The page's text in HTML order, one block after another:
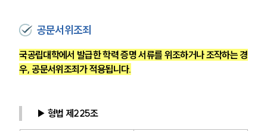
공문서위조죄
국공립대학에서 발급한 학력 증명 서류를 위조하거나 조작하는 경
우, 공문서위조죄가 적용됩니다.
▶ 형법 제225조